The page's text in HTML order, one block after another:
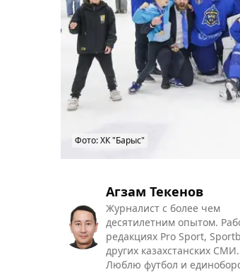
Фото: ХК "Барыс"
Агзам Текенов
Журналист с более чем
десятилетним опытом.
редакциях Pro Sport,
других казахстанских СМИ.
Люблю футбол и